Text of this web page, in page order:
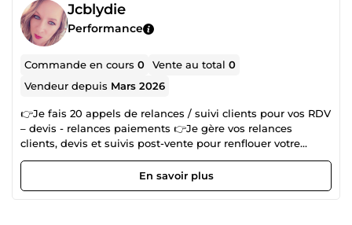
Jcblydie
Performance
Commande en cours0 Vente au total0
Vendeur depuis Mars 2026
👉Je fais 20 appels de relances / suivi clients pour vos RDV
– devis - relances paiements 👉Je gère vos relances
clients, devis et suivis post-vente pour renflouer votre
trésorie et/ou portefeuille clients 👉Je m'adapte à vos
besoins Vous me fournissez votre script si vous souhaitez
💥3 ans d'expériences dans le domaine du marketing
En savoir plus